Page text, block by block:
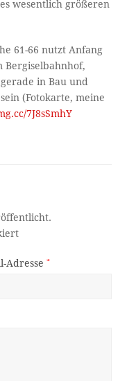
wesentlich größeren
61-66 nutzt Anfang
Bergiselbahnhof,
in Bau und
(Fotokarte, meine
7J8sSmhY
Adresse*